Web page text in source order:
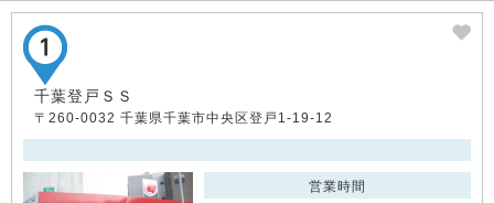
千葉登戸ＳＳ
〒260-0032 千葉県千葉市中央区登戸1-19-12
営業時間